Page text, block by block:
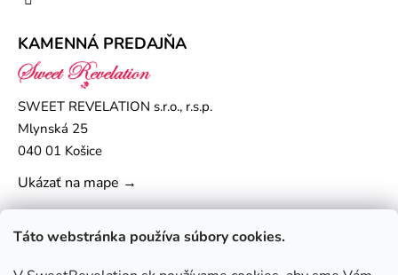
Táto webstránka používa súbory cookies.
KAMENNÁ PREDAJŇA
SWEET REVELATION s.r.o., r.s.p.
Mlynská 25
040 01 Košice
Ukázať na mape →